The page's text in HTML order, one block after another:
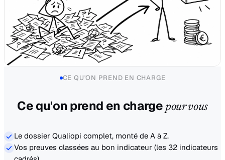
CE QU'ON PREND EN CHARGE
Ce qu'on prend en chargepour vous
Le dossier Qualiopi complet, monté de A à Z.
Vos preuves classées au bon indicateur (les 32 indicateurs